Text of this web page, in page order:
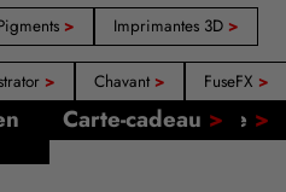
> Imprimantes 3D >
> Chavant > FuseFX >
Tutoriels en ligne >
Carte-cadeau >